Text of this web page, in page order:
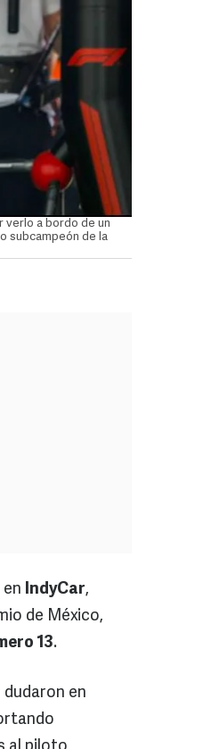
verlo a bordo de un
subcampeón de la
en IndyCar,
de México,
13.
en